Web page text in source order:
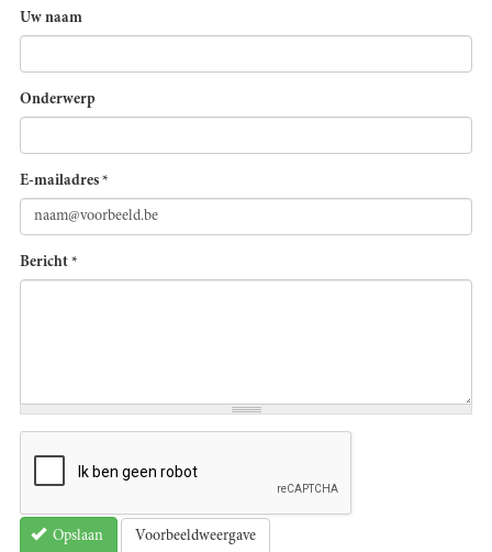
Uw naam
Onderwerp
E-mailadres *
Bericht *
Opslaan Voorbeeldweergave